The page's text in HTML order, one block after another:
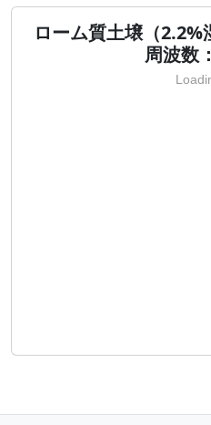
ローム質土壌（2.2%
周波数